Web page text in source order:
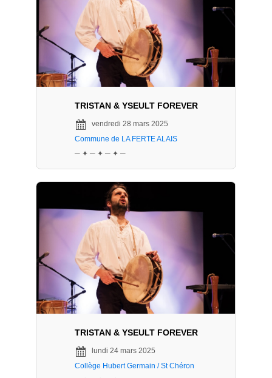
TRISTAN & YSEULT FOREVER
vendredi 28 mars 2025
Commune de LA FERTE ALAIS
─ ✦ ─ ✦ ─ ✦ ─
TRISTAN & YSEULT FOREVER
lundi 24 mars 2025
Collège Hubert Germain / St Chéron